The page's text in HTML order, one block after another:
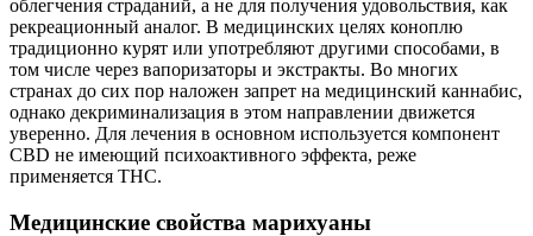
облегчения страданий, а не для получения удовольствия, как
рекреационный аналог. В медицинских целях коноплю
традиционно курят или употребляют другими способами, в
том числе через вапоризаторы и экстракты. Во многих
странах до сих пор наложен запрет на медицинский каннабис,
однако декриминализация в этом направлении движется
уверенно. Для лечения в основном используется компонент
CBD не имеющий психоактивного эффекта, реже
применяется THC.
Медицинские свойства марихуаны